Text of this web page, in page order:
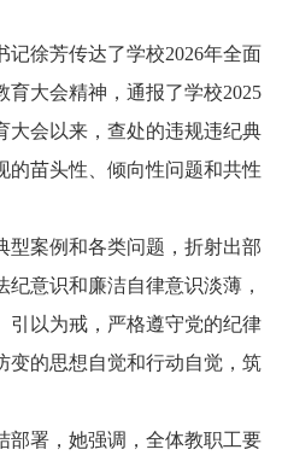
记徐芳传达了学校2026年全面
育大会精神，通报了学校2025
大会以来，查处的违规违纪典
的苗头性、倾向性问题和共性
型案例和各类问题，折射出部
意识和廉洁自律意识淡薄，
引以为戒，严格遵守党的纪律
变的思想自觉和行动自觉，筑
部署，她强调，全体教职工要